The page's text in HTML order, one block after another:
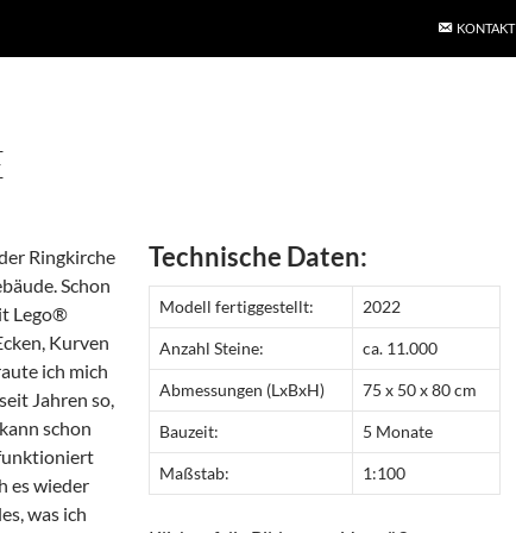
KONTAKT
Ringkirche
Schon
Lego®
Kurven
ich mich
Jahren so,
schon
es wieder
was ich
Technische Daten:
Modell fertiggestellt: 2022
Anzahl Steine: ca. 11.000
Abmessungen (LxBxH) 75 x 50 x 80 cm
Bauzeit: 5 Monate
Maßstab: 1:100